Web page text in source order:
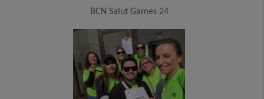
BCN Salut Games 24